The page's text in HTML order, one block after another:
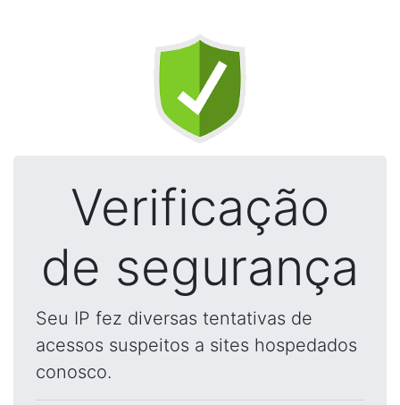
Verificação
de segurança
Seu IP fez diversas tentativas de
acessos suspeitos a sites hospedados
conosco.